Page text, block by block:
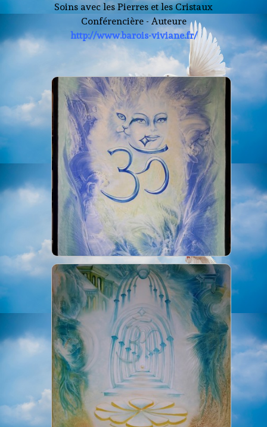
Contact
Soins avec les Pierres et les Cristaux
Conférencière - Auteure
http://www.barois-viviane.fr/